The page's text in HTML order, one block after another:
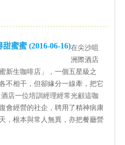
蜜蜜 (2016-06-16)在尖沙咀
洲際酒店
新生咖啡店」，一個五星級之
不相干，但卻緣分一線牽，把它
店一位培訓經理經常光顧這咖
會經營的社企，聘用了精神病康
，根本與常人無異，亦把餐廳營